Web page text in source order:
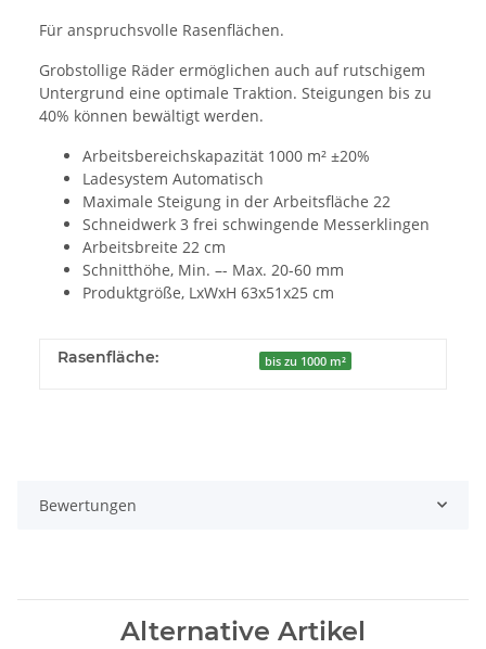
Für anspruchsvolle Rasenflächen.
Grobstollige Räder ermöglichen auch auf rutschigem
Untergrund eine optimale Traktion. Steigungen bis zu
40% können bewältigt werden.
Arbeitsbereichskapazität 1000 m² ±20%
Ladesystem Automatisch
Maximale Steigung in der Arbeitsfläche 22
Schneidwerk 3 frei schwingende Messerklingen
Arbeitsbreite 22 cm
Schnitthöhe, Min. –- Max. 20-60 mm
Produktgröße, LxWxH 63x51x25 cm
Rasenfläche: bis zu 1000 m²
Bewertungen
Alternative Artikel